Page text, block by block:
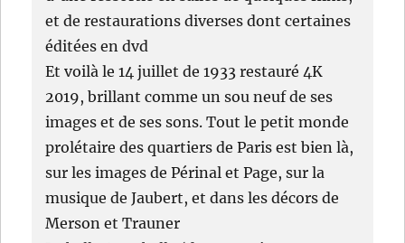
et de restaurations diverses dont certaines
éditées en dvd
Et voilà le 14 juillet de 1933 restauré 4K
2019, brillant comme un sou neuf de ses
images et de ses sons. Tout le petit monde
prolétaire des quartiers de Paris est bien là,
sur les images de Périnal et Page, sur la
musique de Jaubert, et dans les décors de
Merson et Trauner